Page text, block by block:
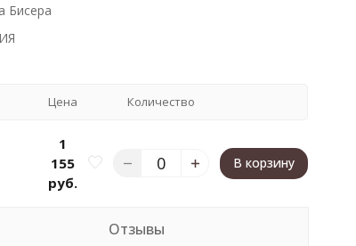
Бисера
Цена Количество
1
155
руб.
В корзину
Отзывы